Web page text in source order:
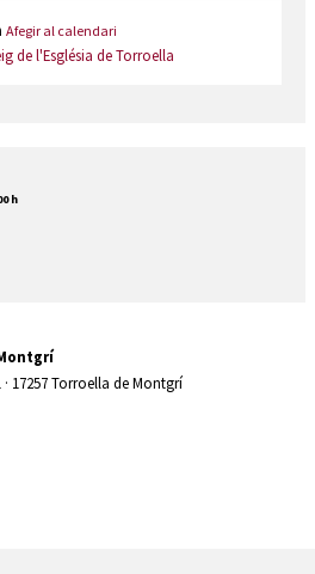
Afegir al calendari
de l'Església de Torroella
h
· 17257 Torroella de Montgrí